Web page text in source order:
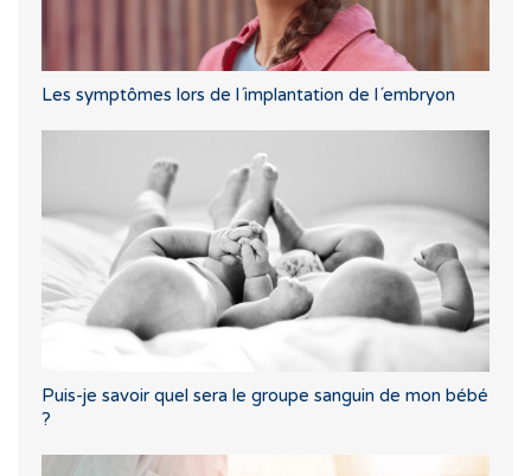
Les symptômes lors de l´implantation de l´embryon
Puis-je savoir quel sera le groupe sanguin de mon bébé
?